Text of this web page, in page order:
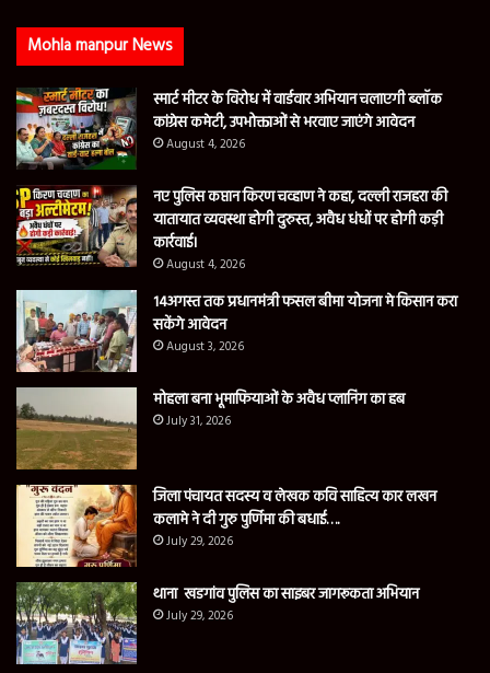
Mohla manpur News
स्मार्ट मीटर के विरोध में वार्डवार अभियान चलाएगी ब्लॉक
कांग्रेस कमेटी, उपभोक्ताओं से भरवाए जाएंगे आवेदन
August 4, 2026
नए पुलिस कप्तान किरण चव्हाण ने कहा, दल्ली राजहरा की
यातायात व्यवस्था होगी दुरुस्त, अवैध धंधों पर होगी कड़ी
कार्रवाई।
August 4, 2026
14अगस्त तक प्रधानमंत्री फसल बीमा योजना मे किसान करा
सकेंगे आवेदन
August 3, 2026
मोहला बना भूमाफियाओं के अवैध प्लानिंग का हब
July 31, 2026
जिला पंचायत सदस्य व लेखक कवि साहित्य कार लखन
कलामे ने दी गुरु पुर्णिमा की बधाई….
July 29, 2026
थाना खडगांव पुलिस का साइबर जागरूकता अभियान
July 29, 2026